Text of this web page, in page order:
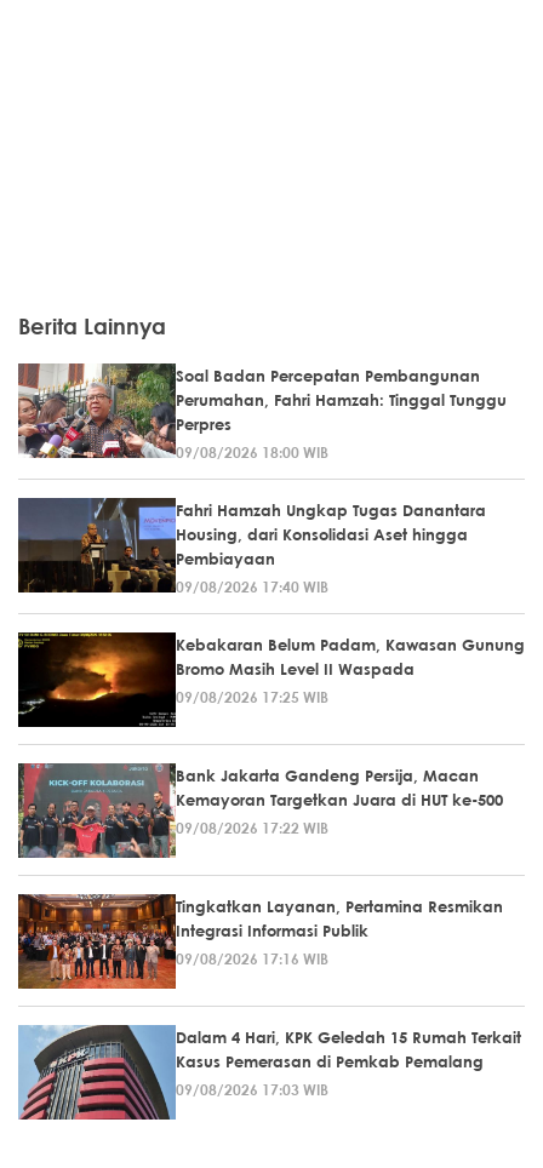
Berita Lainnya
Soal Badan Percepatan Pembangunan
Perumahan, Fahri Hamzah: Tinggal Tunggu
Perpres
09/08/2026 18:00 WIB
Fahri Hamzah Ungkap Tugas Danantara
Housing, dari Konsolidasi Aset hingga
Pembiayaan
09/08/2026 17:40 WIB
Kebakaran Belum Padam, Kawasan Gunung
Bromo Masih Level II Waspada
09/08/2026 17:25 WIB
Bank Jakarta Gandeng Persija, Macan
Kemayoran Targetkan Juara di HUT ke-500
09/08/2026 17:22 WIB
Tingkatkan Layanan, Pertamina Resmikan
Integrasi Informasi Publik
09/08/2026 17:16 WIB
Dalam 4 Hari, KPK Geledah 15 Rumah Terkait
Kasus Pemerasan di Pemkab Pemalang
09/08/2026 17:03 WIB